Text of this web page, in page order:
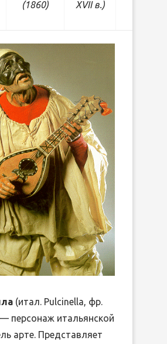
(1860) XVII в.)
(итал. Pulcinella, фр.
персонаж итальянской
арте. Представляет